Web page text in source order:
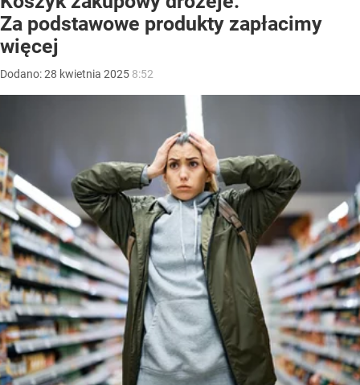
Za podstawowe produkty zapłacimy
więcej
Dodano:28 kwietnia 2025 8:52